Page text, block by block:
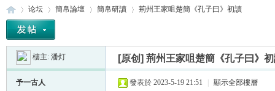
»
论坛
›
簡帛論壇 簡帛研讀
›
荊州王家咀楚簡《孔子曰》初讀
樓主: 潘灯 [原创] 荊州王家咀楚簡《孔子曰》
予一古人 發表於 2023-5-19 21:51 顯示全部樓層